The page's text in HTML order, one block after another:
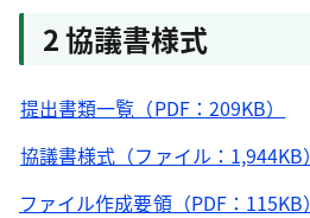
2 協議書様式
提出書類一覧（PDF：209KB）
協議書様式（ファイル：1,944KB）
ファイル作成要領（PDF：115KB）